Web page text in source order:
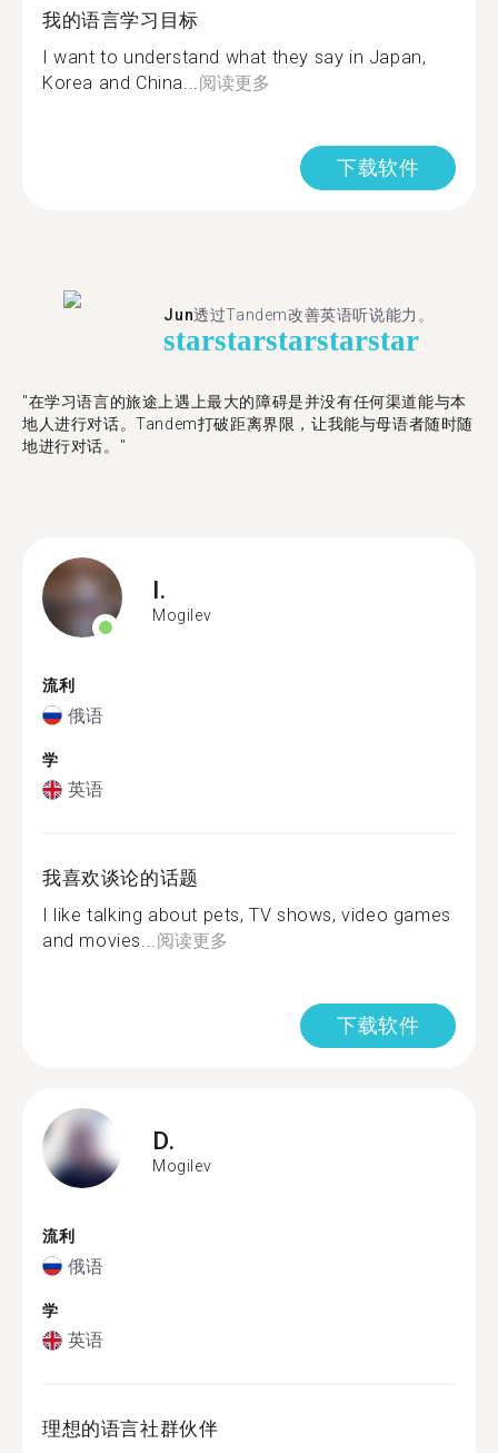
我的语言学习目标
I want to understand what they say in Japan,
Korea and China...阅读更多
下载软件
Jun透过Tandem改善英语听说能力。
starstarstarstarstar
"在学习语言的旅途上遇上最大的障碍是并没有任何渠道能与本
地人进行对话。Tandem打破距离界限，让我能与母语者随时随
地进行对话。"
I.
Mogilev
流利
俄语
学
英语
我喜欢谈论的话题
I like talking about pets, TV shows, video games
and movies...阅读更多
下载软件
D.
Mogilev
流利
俄语
学
英语
理想的语言社群伙伴